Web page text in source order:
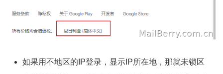
如果用不地区的IP登录，显示IP所在地，那就未锁区